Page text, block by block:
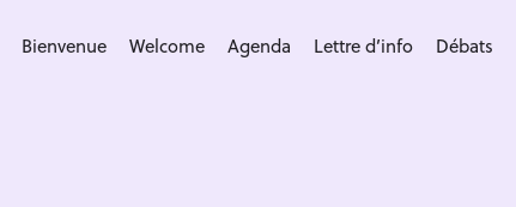
Bienvenue Welcome Agenda Lettre d’info Débats